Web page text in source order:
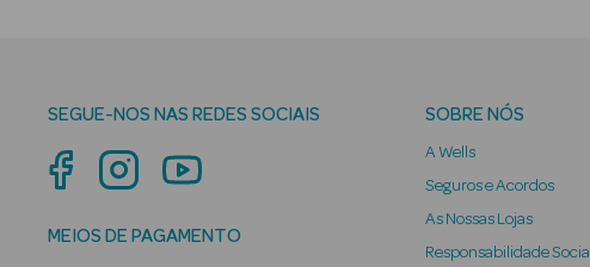
SEGUE-NOS NAS REDES SOCIAIS
MEIOS DE PAGAMENTO
SOBRE NÓS
A Wells
Seguros e Acordos
As Nossas Lojas
Responsabilidade Social